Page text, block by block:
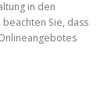
in den
Sie, dass